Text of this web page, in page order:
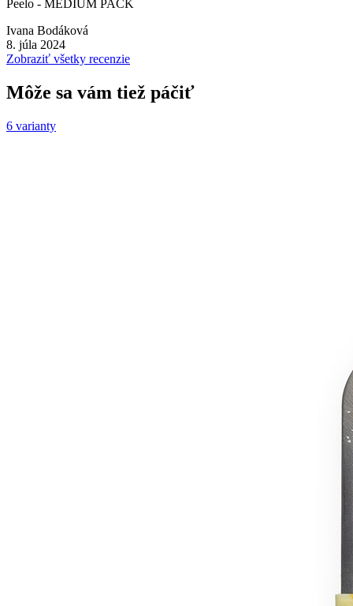
Peelo - MEDIUM PACK
Ivana Bodáková
8. júla 2024
Zobraziť všetky recenzie
Môže sa vám tiež páčiť
6 varianty